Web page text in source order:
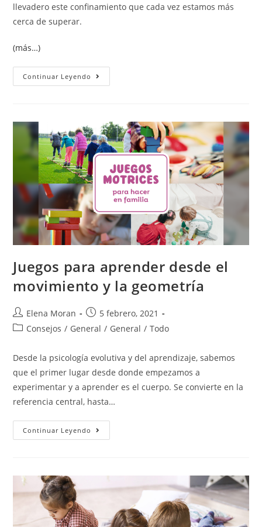
llevadero este confinamiento que cada vez estamos más
cerca de superar.
(más…)
Continuar Leyendo
Juegos para aprender desde el
movimiento y la geometría
Elena Moran
5 febrero, 2021
Consejos / General / General / Todo
Desde la psicología evolutiva y del aprendizaje, sabemos
que el primer lugar desde donde empezamos a
experimentar y a aprender es el cuerpo. Se convierte en la
referencia central, hasta…
Continuar Leyendo